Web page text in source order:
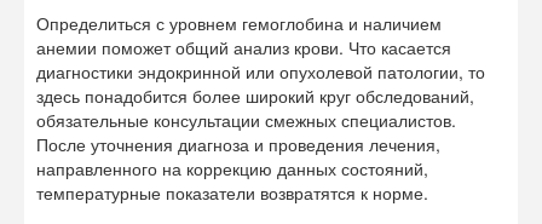
Определиться с уровнем гемоглобина и наличием
анемии поможет общий анализ крови. Что касается
диагностики эндокринной или опухолевой патологии, то
здесь понадобится более широкий круг обследований,
обязательные консультации смежных специалистов.
После уточнения диагноза и проведения лечения,
направленного на коррекцию данных состояний,
температурные показатели возвратятся к норме.